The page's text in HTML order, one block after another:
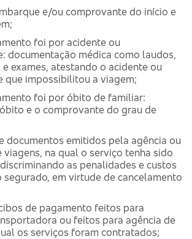
e/ou comprovante do início e
foi por acidente ou
documentação médica como laudos,
exames, atestando o acidente ou
que impossibilitou a viagem;
foi por óbito de familiar:
e o comprovante do grau de
documentos emitidos pela agência ou
na qual o serviço tenha sido
as penalidades e custos
segurado, em virtude de cancelamento
de pagamento feitos para
ou feitos para agência de
os serviços foram contratados;